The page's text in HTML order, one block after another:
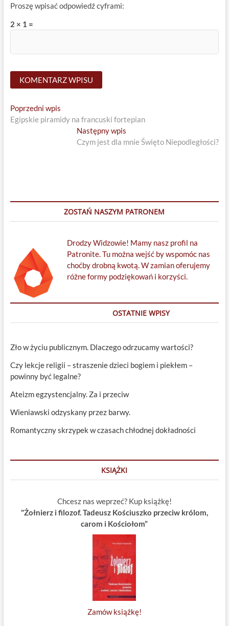
Proszę wpisać odpowiedź cyframi:
2 × 1 =
Nawigacja
wpisu
Poprzedni wpisPrevious
post:
Egipskie piramidy na francuski fortepian
Następny wpis
post:
Czym jest dla mnie Święto Niepodległości?
ZOSTAŃ NASZYM PATRONEM
Drodzy Widzowie! Mamy nasz profil na
Patronite. Tu można wejść by wspomóc nas
choćby drobną kwotą. W zamian oferujemy
różne formy podziękowań i korzyści.
OSTATNIE WPISY
Zło w życiu publicznym. Dlaczego odrzucamy wartości?
Czy lekcje religii – straszenie dzieci bogiem i piekłem –
powinny być legalne?
Ateizm egzystencjalny. Za i przeciw
Wieniawski odzyskany przez barwy.
Romantyczny skrzypek w czasach chłodnej dokładności
KSIĄŻKI
Chcesz nas weprzeć? Kup książkę!
"Żołnierz i filozof. Tadeusz Kościuszko przeciw królom,
carom i Kościołom”
Zamów książkę!